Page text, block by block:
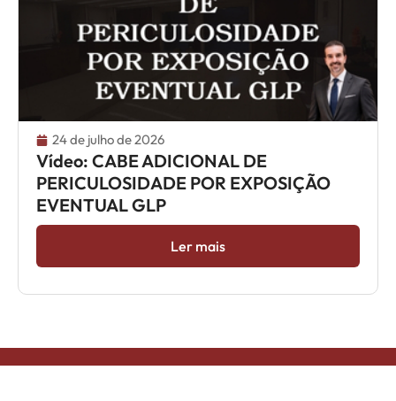
24 de julho de 2026
Vídeo: CABE ADICIONAL DE
PERICULOSIDADE POR EXPOSIÇÃO
EVENTUAL GLP
Ler mais